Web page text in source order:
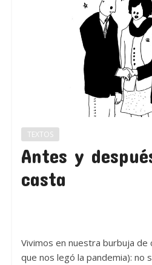
TEXTOS
Antes y
casta
Vivimos en nuestra burbuja de
que nos legó la pandemia): no